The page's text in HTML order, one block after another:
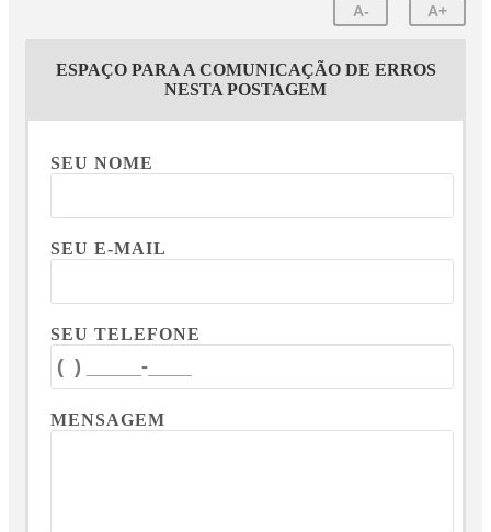
A- A+
ESPAÇO PARA A COMUNICAÇÃO DE ERROS
NESTA POSTAGEM
SEU NOME
SEU E-MAIL
SEU TELEFONE
MENSAGEM